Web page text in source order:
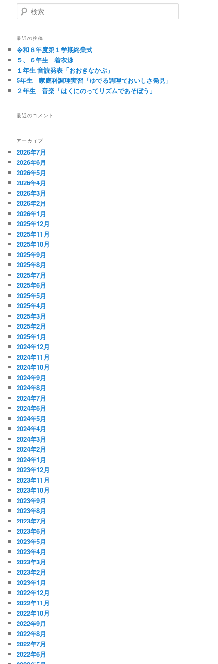
検
索
最近の投稿
令和８年度第１学期終業式
５、６年生 着衣泳
１年生 音読発表「おおきなかぶ」
5年生 家庭科調理実習「ゆでる調理でおいしさ発見」
２年生 音楽「はくにのってリズムであそぼう」
最近のコメント
アーカイブ
2026年7月
2026年6月
2026年5月
2026年4月
2026年3月
2026年2月
2026年1月
2025年12月
2025年11月
2025年10月
2025年9月
2025年8月
2025年7月
2025年6月
2025年5月
2025年4月
2025年3月
2025年2月
2025年1月
2024年12月
2024年11月
2024年10月
2024年9月
2024年8月
2024年7月
2024年6月
2024年5月
2024年4月
2024年3月
2024年2月
2024年1月
2023年12月
2023年11月
2023年10月
2023年9月
2023年8月
2023年7月
2023年6月
2023年5月
2023年4月
2023年3月
2023年2月
2023年1月
2022年12月
2022年11月
2022年10月
2022年9月
2022年8月
2022年7月
2022年6月